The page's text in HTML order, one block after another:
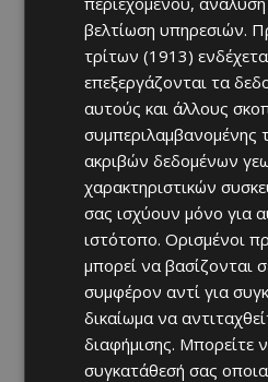
βελτίωση υπηρεσιών.
τρίτων (1913)
επεξεργάζονται τα
αυτούς και άλλους
συμπεριλαμβανομένης
ακριβών δεδομένων
χαρακτηριστικών
σας ισχύουν μόνο για
ιστότοπο. Ορισμένοι
μπορεί να βασίζονται
συμφέρον αντί για
δικαίωμα να
διαφήμισης. Μπορείτε
συγκατάθεσή σας